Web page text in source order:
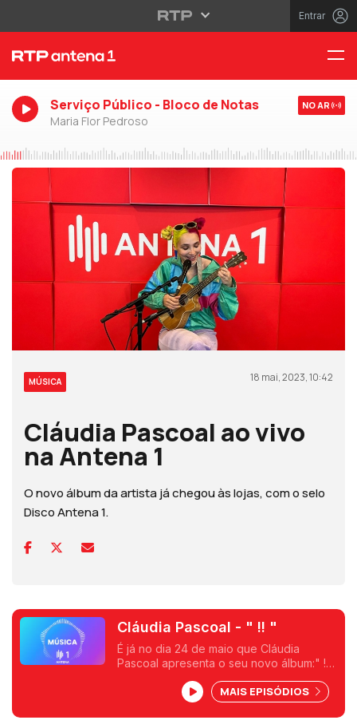
Entrar
Serviço Público - Bloco de Notas
Maria Flor Pedroso
NO AR
MÚSICA 18 mai, 2023, 10:42
Cláudia Pascoal ao vivo
na Antena 1
O novo álbum da artista já chegou às lojas, com o selo
Disco Antena 1.
Cláudia Pascoal - " !! "
É já no dia 24 de maio que Cláudia
Pascoal apresenta o seu novo álbum:" !!
Mendes para tocar em exclusivo o tema
" Lugar 1 " e conversar sobre este no
disco.
MAIS EPISÓDIOS